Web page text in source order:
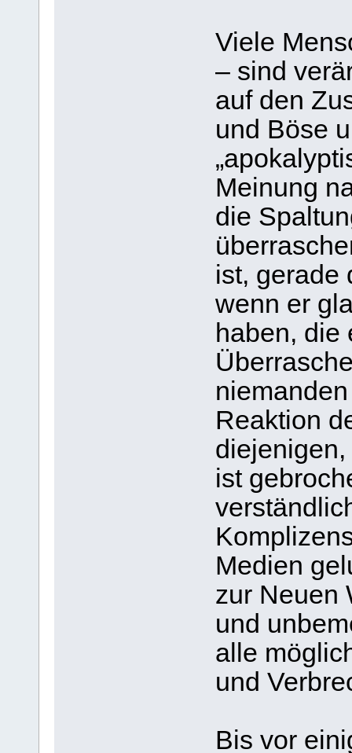
Viele
– sind
auf den
und Böse
Meinung
die
ist, gerade
wenn er
haben, die
Reaktion
ist
Medien
zur Neuen
und
alle
und
Bis vor